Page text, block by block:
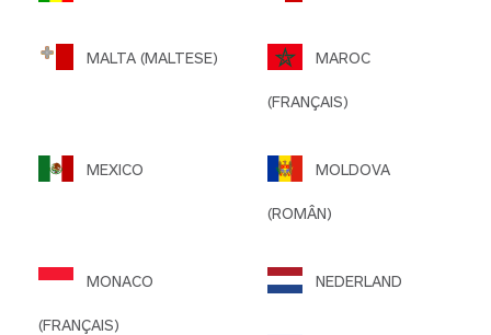
MALTA (MALTESE) MAROC
(FRANÇAIS)
MEXICO MOLDOVA
(ROMÂN)
MONACO
(FRANÇAIS)
NEDERLAND